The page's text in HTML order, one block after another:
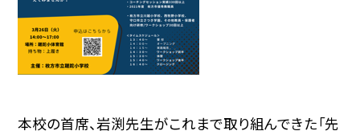
本校の首席、岩渕先生がこれまで取り組んできた「先